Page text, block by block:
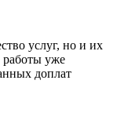
услуг, но и их
работы уже
доплат